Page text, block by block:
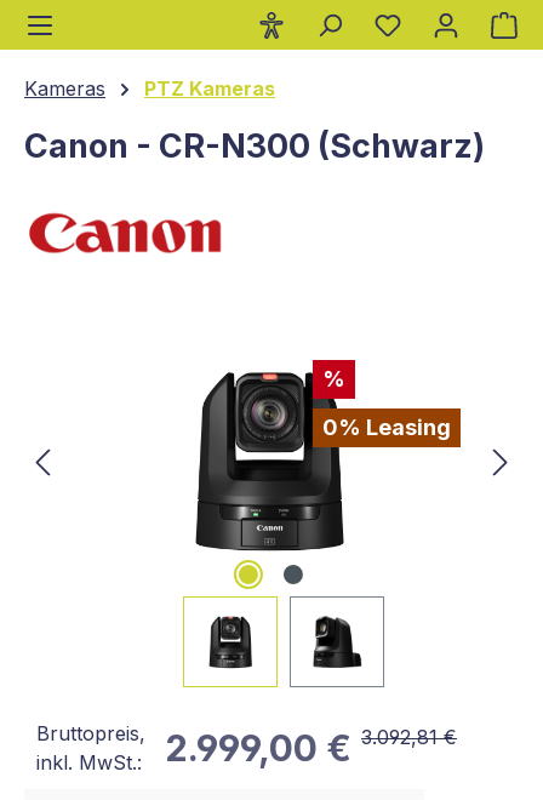
springen
Kameras PTZ Kameras
Canon - CR-N300 (Schwarz)
%
0% Leasing
Bruttopreis,
inkl. MwSt.:
2.999,00 € 3.092,81 €